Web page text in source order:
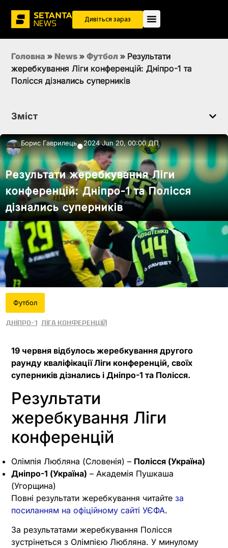
Дивіться зараз
Головна » News » Футбол » Результати
жеребкування Ліги конференцій: Дніпро-1 та
Полісся дізнались суперників
Зміст
Борис Гаврилець●2024 Jun 20, 00:00 ДП
Результати жеребкування Ліги
конференцій: Дніпро-1 та Полісся
дізнались суперників
Футбол
Дніпро-1 Ліга конференцій
19 червня відбулось жеребкування другого
раунду кваліфікації Ліги конференцій, своїх
суперників дізнались і Дніпро-1 та Полісся.
Результати
жеребкування Ліги
конференцій
Олімпія Любляна (Словенія) – Полісся (Україна)
Дніпро-1 (Україна) – Академія Пушкаша
(Угорщина)
Повні результати жеребкування читайте за
посиланням на офіційному сайті УЄФА.
За результатами жеребкування Полісся
зустрінеться з Олімпією Любляна. У минулому